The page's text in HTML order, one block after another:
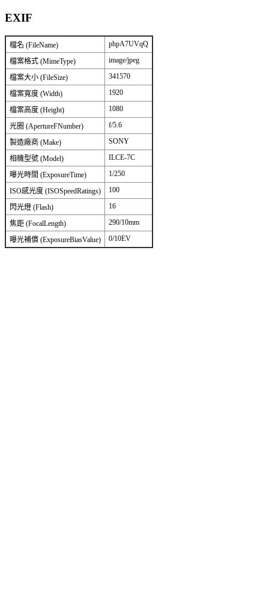
EXIF
檔名 (FileName) phpA7UVqQ
檔案格式 (MimeType) image/jpeg
檔案大小 (FileSize) 341570
檔案寬度 (Width) 1920
檔案高度 (Height) 1080
光圈 (ApertureFNumber) f/5.6
製造廠商 (Make) SONY
相機型號 (Model) ILCE-7C
曝光時間 (ExposureTime) 1/250
ISO感光度 (ISOSpeedRatings) 100
閃光燈 (Flash) 16
焦距 (FocalLength) 290/10mm
曝光補償 (ExposureBiasValue) 0/10EV